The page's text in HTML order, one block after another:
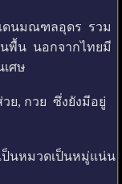
ดนมณฑลอุดร รวม
พื้น นอกจากไทยมี
ศษ
ย, กวย ซึ่งยังมีอยู่
นหมวดเป็นหมู่แน่น